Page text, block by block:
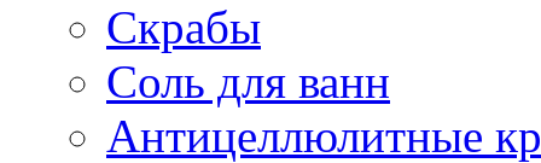
Скрабы
Соль для ванн
Антицеллюлитные